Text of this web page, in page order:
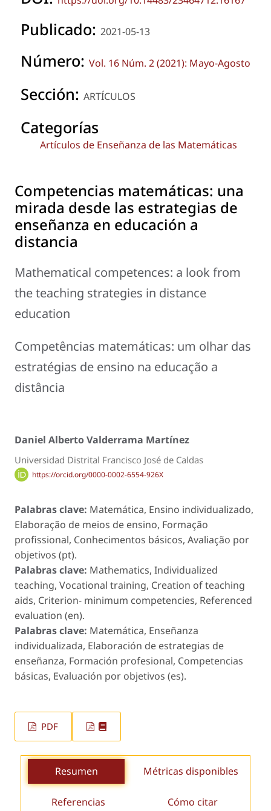
Publicado: 2021-05-13
Número: Vol. 16 Núm. 2 (2021): Mayo-Agosto
Sección: ARTÍCULOS
Categorías
Artículos de Enseñanza de las Matemáticas
Competencias matemáticas: una
mirada desde las estrategias de
enseñanza en educación a
distancia
Mathematical competences: a look from
the teaching strategies in distance
education
Competências matemáticas: um olhar das
estratégias de ensino na educação a
distância
Daniel Alberto Valderrama Martínez
Universidad Distrital Francisco José de Caldas
https://orcid.org/0000-0002-6554-926X
Palabras clave: Matemática, Ensino individualizado,
Elaboração de meios de ensino, Formação
profissional, Conhecimentos básicos, Avaliação por
objetivos (pt).
Palabras clave: Mathematics, Individualized
teaching, Vocational training, Creation of teaching
aids, Criterion- minimum competencies, Referenced
evaluation (en).
Palabras clave: Matemática, Enseñanza
individualizada, Elaboración de estrategias de
enseñanza, Formación profesional, Competencias
básicas, Evaluación por objetivos (es).
PDF
Resumen Métricas disponibles
Referencias Cómo citar